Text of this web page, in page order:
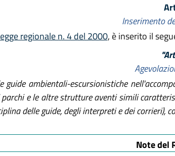
Inserimento
regionale n. 4 del 2000, è inserito il
ambientali-escursionistiche
e le altre strutture aventi simili
delle guide, degli interpreti e dei corrieri),
Note del